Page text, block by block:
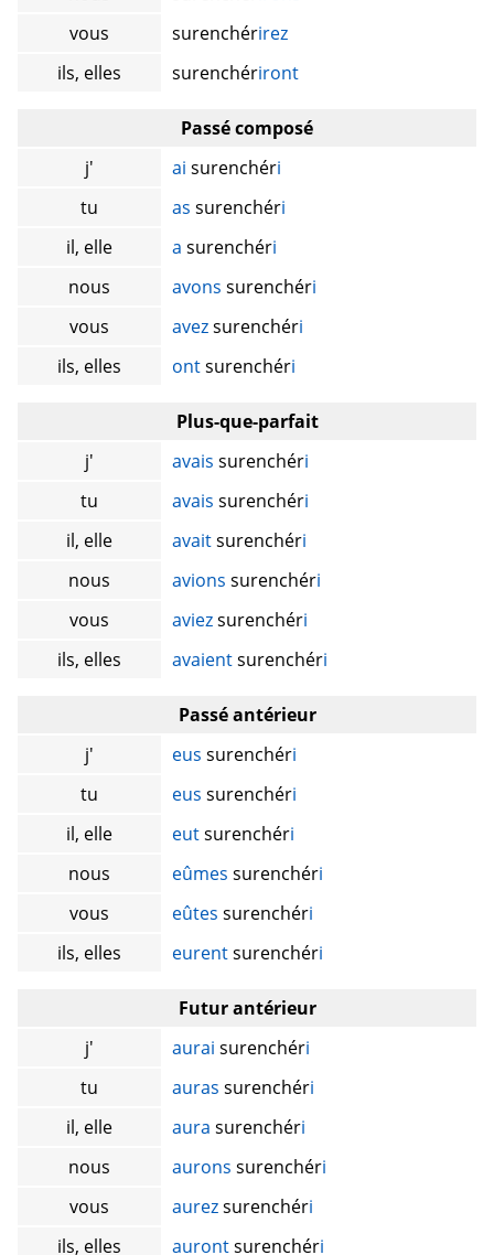
vous
surenchérirez
ils, elles
surenchériront
Passé composé
j'
ai surenchéri
tu
as surenchéri
il, elle
a surenchéri
nous
avons surenchéri
vous
avezsurenchéri
ils, elles
ontsurenchéri
Plus-que-parfait
j'
avais surenchéri
tu
avais surenchéri
il, elle
avaitsurenchéri
nous
avions surenchéri
vous
aviezsurenchéri
ils, elles
avaientsurenchéri
Passé antérieur
j'
eus surenchéri
tu
eus surenchéri
il, elle
eutsurenchéri
nous
eûmes surenchéri
vous
eûtes surenchéri
ils, elles
eurentsurenchéri
Futur antérieur
j'
aurai surenchéri
tu
auras surenchéri
il, elle
aura surenchéri
nous
aurons surenchéri
vous
aurezsurenchéri
ils, elles
aurontsurenchéri